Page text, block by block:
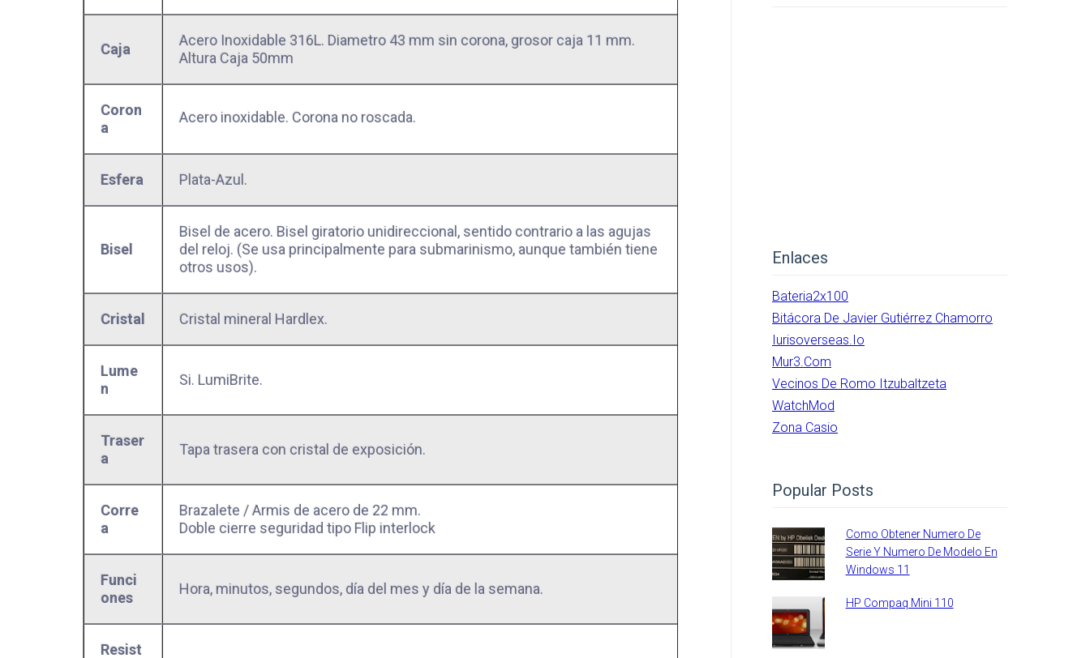
Caja
Acero Inoxidable 316L. Diametro 43 mm sin corona, grosor caja 11 mm.
Altura Caja 50mm
Coron
a
Acero inoxidable. Corona no roscada.
Esfera Plata-Azul.
Bisel
Bisel de acero. Bisel giratorio unidireccional, sentido contrario a las agujas
del reloj. (Se usa principalmente para submarinismo, aunque también tiene
otros usos).
Cristal Cristal mineral Hardlex.
Lume
n
Si. LumiBrite.
Traser
a
Tapa trasera con cristal de exposición.
Corre
a
Brazalete / Armis de acero de 22 mm.
Doble cierre seguridad tipo Flip interlock
Funci
ones
Hora, minutos, segundos, día del mes y día de la semana.
Resist
Enlaces
Bateria2x100
Bitácora De Javier Gutiérrez Chamorro
Iurisoverseas.io
Mur3.com
Vecinos De Romo Itzubaltzeta
WatchMod
Zona Casio
Popular Posts
Como Obtener Numero De
Serie Y Numero De Modelo En
Windows 11
HP Compaq Mini 110